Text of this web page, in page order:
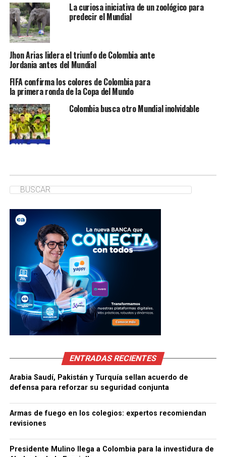
La curiosa iniciativa de un zoológico para
predecir el Mundial
Jhon Arias lidera el triunfo de Colombia ante
Jordania antes del Mundial
FIFA confirma los colores de Colombia para
la primera ronda de la Copa del Mundo
Colombia busca otro Mundial inolvidable
ENTRADAS RECIENTES
Arabia Saudí, Pakistán y Turquía sellan acuerdo de
defensa para reforzar su seguridad conjunta
Armas de fuego en los colegios: expertos recomiendan
revisiones
Presidente Mulino llega a Colombia para la investidura de